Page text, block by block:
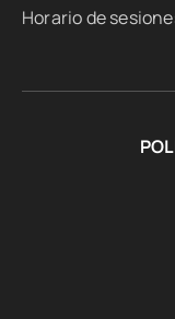
Horario de